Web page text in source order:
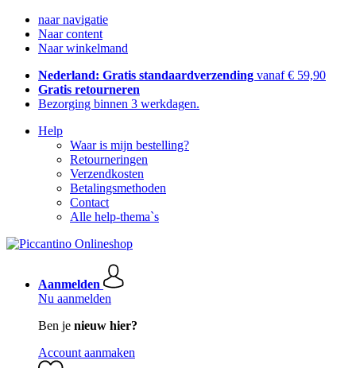
naar navigatie
Naar content
Naar winkelmand
Nederland: Gratis standaardverzending vanaf € 59,90
Gratis retourneren
Bezorging binnen 3 werkdagen.
Help
Waar is mijn bestelling?
Retourneringen
Verzendkosten
Betalingsmethoden
Contact
Alle help-thema`s
Aanmelden
Nu aanmelden
Ben je nieuw hier?
Account aanmaken